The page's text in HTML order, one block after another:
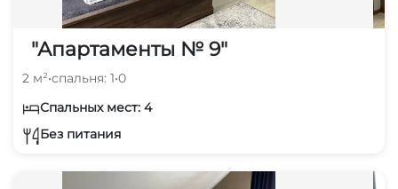
"Апартаменты № 9"
2 м²•спальня: 1•0
Спальных мест: 4
Без питания